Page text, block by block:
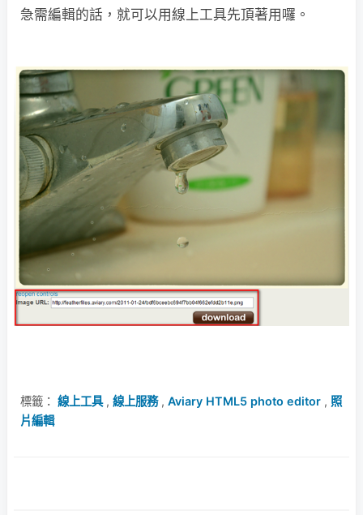
急需編輯的話，就可以用線上工具先頂著用囉。
標籤： 線上工具, 線上服務, Aviary HTML5 photo editor , 照
片編輯